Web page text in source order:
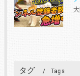
タグ Tags